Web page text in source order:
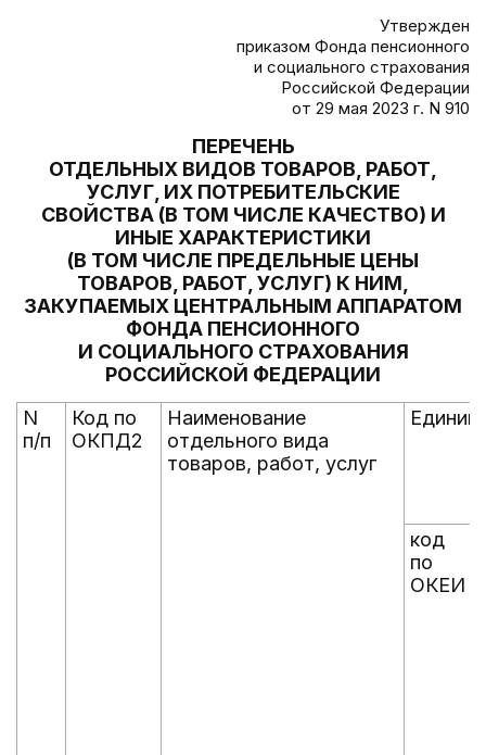
Утвержден
приказом Фонда пенсионного
и социального страхования
Российской Федерации
от 29 мая 2023 г. N 910
ПЕРЕЧЕНЬ
ОТДЕЛЬНЫХ ВИДОВ ТОВАРОВ, РАБОТ,
УСЛУГ, ИХ ПОТРЕБИТЕЛЬСКИЕ
СВОЙСТВА (В ТОМ ЧИСЛЕ КАЧЕСТВО) И
ИНЫЕ ХАРАКТЕРИСТИКИ
(В ТОМ ЧИСЛЕ ПРЕДЕЛЬНЫЕ ЦЕНЫ
ТОВАРОВ, РАБОТ, УСЛУГ) К НИМ,
ЗАКУПАЕМЫХ ЦЕНТРАЛЬНЫМ АППАРАТОМ
ФОНДА ПЕНСИОННОГО
И СОЦИАЛЬНОГО СТРАХОВАНИЯ
РОССИЙСКОЙ ФЕДЕРАЦИИ
N
п/п
Код по
ОКПД2
Наименование
отдельного вида
товаров, работ, услуг
код
по
ОКЕИ